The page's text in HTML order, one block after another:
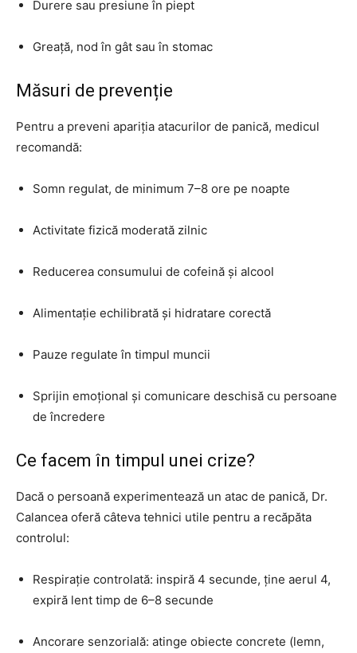
Durere sau presiune în piept
Greață, nod în gât sau în stomac
Măsuri de prevenție
Pentru a preveni apariția atacurilor de panică, medicul
recomandă:
Somn regulat, de minimum 7–8 ore pe noapte
Activitate fizică moderată zilnic
Reducerea consumului de cofeină și alcool
Alimentație echilibrată și hidratare corectă
Pauze regulate în timpul muncii
Sprijin emoțional și comunicare deschisă cu persoane
de încredere
Ce facem în timpul unei crize?
Dacă o persoană experimentează un atac de panică, Dr.
Calancea oferă câteva tehnici utile pentru a recăpăta
controlul:
Respirație controlată: inspiră 4 secunde, ține aerul 4,
expiră lent timp de 6–8 secunde
Ancorare senzorială: atinge obiecte concrete (lemn,